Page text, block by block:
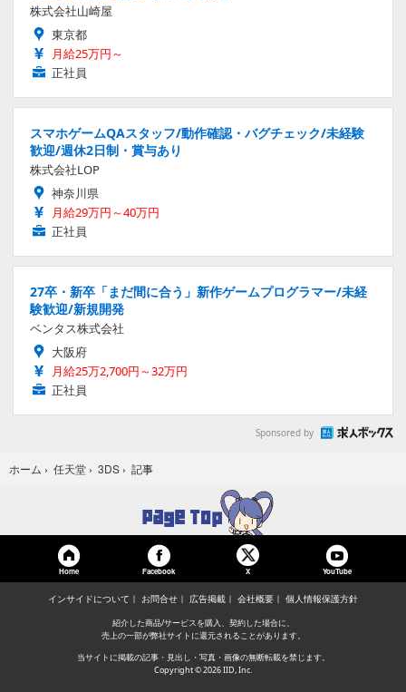
株式会社山崎屋
東京都
月給25万円～
正社員
スマホゲームQAスタッフ/動作確認・バグチェック/未経験
歓迎/週休2日制・賞与あり
株式会社LOP
神奈川県
月給29万円～40万円
正社員
27卒・新卒「まだ間に合う」新作ゲームプログラマー/未経
験歓迎/新規開発
ベンタス株式会社
大阪府
月給25万2,700円～32万円
正社員
Sponsored by
ホーム › 任天堂 › 3DS › 記事
Home Facebook X YouTube
インサイドについて お問合せ 広告掲載 会社概要 個人情報保護方針
紹介した商品/サービスを購入、契約した場合に、
売上の一部が弊社サイトに還元されることがあります。
当サイトに掲載の記事・見出し・写真・画像の無断転載を禁じます。
Copyright © 2026 IID, Inc.